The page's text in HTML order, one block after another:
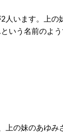
人います。上の
いう名前のよう
上の妹のあゆみ